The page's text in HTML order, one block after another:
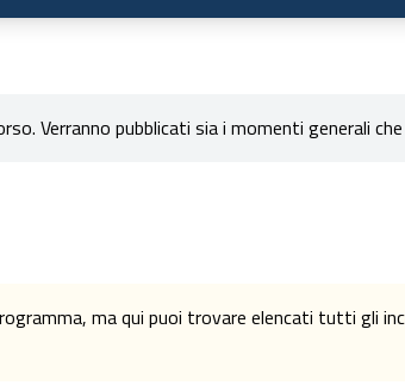
Verranno pubblicati sia i momenti generali
ma qui puoi trovare elencati tutti gli